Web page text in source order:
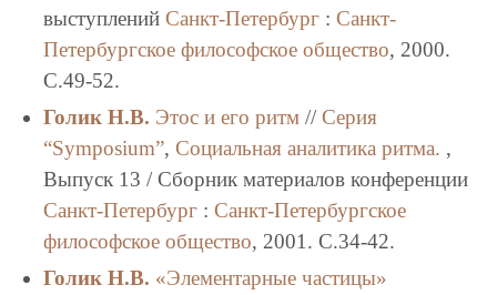
выступлений Санкт-Петербург: Санкт-
Петербургское философское общество, 2000.
C.49-52.
Голик Н.В. Этос и его ритм// Серия
“Symposium”, Социальная аналитика ритма. ,
Выпуск 13 / Сборник материалов конференции
Санкт-Петербург: Санкт-Петербургское
философское общество, 2001. C.34-42.
Голик Н.В. «Элементарные частицы»